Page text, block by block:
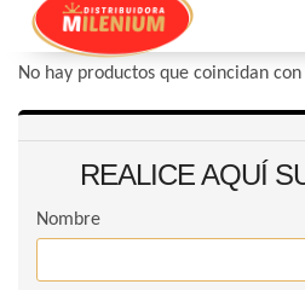
PROMOS
PROMOS PILAS-
No hay productos que coincidan
REALICE AQUÍ
Nombre